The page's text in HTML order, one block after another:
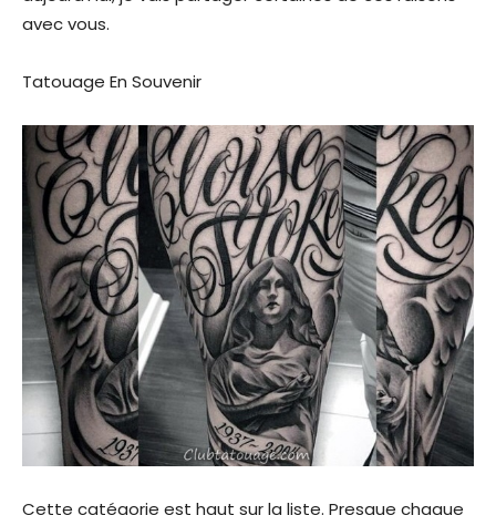
avec vous.
Tatouage En Souvenir
Cette catégorie est haut sur la liste. Presque chaque